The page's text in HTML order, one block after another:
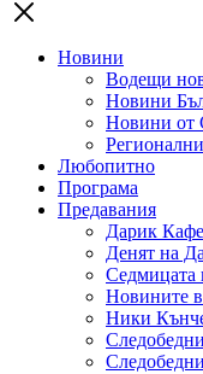
Новини
Водещи
Новини
Новини от
Любопитно
Програма
Предавания
Дарик Кафе
Денят на
Седмицата
Новините
Ники